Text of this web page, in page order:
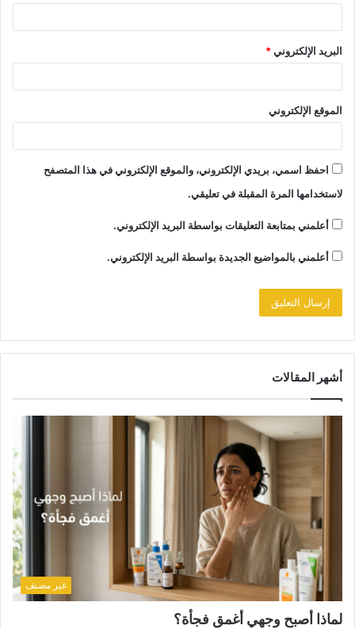
البريد الإلكتروني*
الموقع الإلكتروني
احفظ اسمي، بريدي الإلكتروني، والموقع الإلكتروني في هذا المتصفح
لاستخدامها المرة المقبلة في تعليقي.
أعلمني بمتابعة التعليقات بواسطة البريد الإلكتروني.
أعلمني بالمواضيع الجديدة بواسطة البريد الإلكتروني.
أشهر المقالات
غير مصنف
لماذا أصبح وجهي أغمق فجأة؟